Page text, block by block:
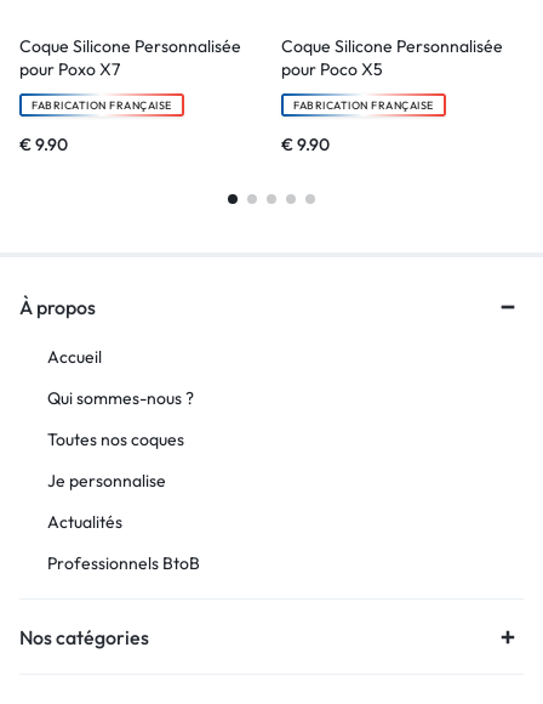
Coque Silicone Personnalisée
pour Poxo X7
FABRICATION FRANÇAISE
€9.90
Coque Silicone Personnalisée
pour Poco X5
FABRICATION FRANÇAISE
€9.90
À propos
Accueil
Qui sommes-nous ?
Toutes nos coques
Je personnalise
Actualités
Professionnels BtoB
Nos catégories